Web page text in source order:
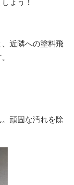
ょう！
近隣への塗料飛
頑固な汚れを除